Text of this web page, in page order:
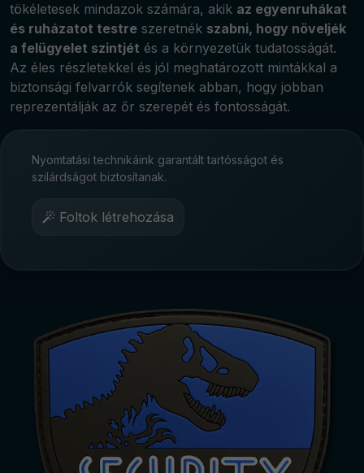
tökéletesek mindazok számára, akik az egyenruhákat
és ruházatot testre szeretnék szabni, hogy növeljék
a felügyelet szintjét és a környezetük tudatosságát.
Az éles részletekkel és jól meghatározott mintákkal a
biztonsági felvarrók segítenek abban, hogy jobban
reprezentálják az őr szerepét és fontosságát.
Nyomtatási technikáink garantált tartósságot és
szilárdságot biztosítanak.
Foltok létrehozása